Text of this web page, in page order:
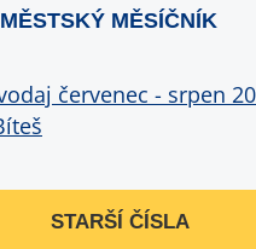
MĚSTSKÝ MĚSÍČNÍK
STARŠÍ ČÍSLA